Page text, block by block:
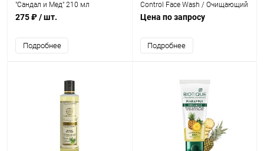
"Сандал и Мед" 210 мл
275 ₽/ шт.
Подробнее
Control Face Wash / Очищающий
гель для умывания против
Цена по запросу
Подробнее